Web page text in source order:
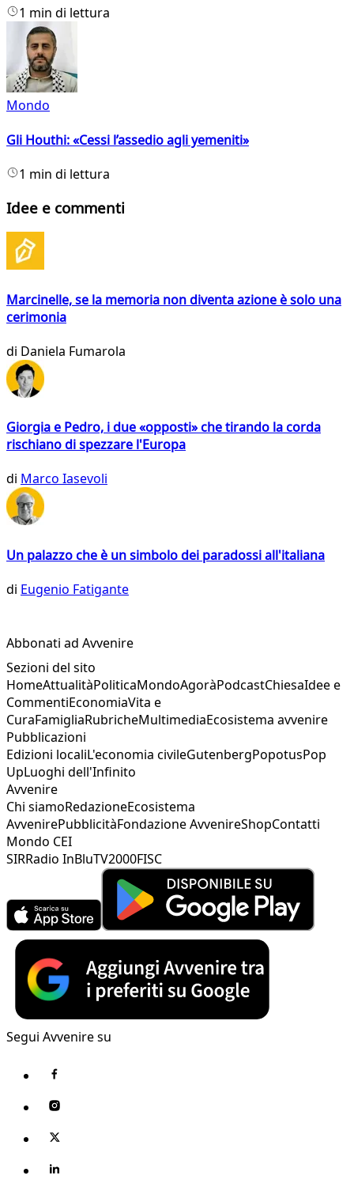
1 min di lettura
Mondo
Gli Houthi: «Cessi l’assedio agli yemeniti»
1 min di lettura
Idee e commenti
Marcinelle, se la memoria non diventa azione è solo una
cerimonia
di Daniela Fumarola
Giorgia e Pedro, i due «opposti» che tirando la corda
rischiano di spezzare l'Europa
di Marco Iasevoli
Un palazzo che è un simbolo dei paradossi all'italiana
di Eugenio Fatigante
Abbonati ad Avvenire
Sezioni del sito
HomeAttualitàPoliticaMondoAgoràPodcastChiesaIdee e
CommentiEconomiaVita e
CuraFamigliaRubricheMultimediaEcosistema avvenire
Pubblicazioni
Edizioni localiL'economia civileGutenbergPopotusPop
UpLuoghi dell'Infinito
Avvenire
Chi siamoRedazioneEcosistema
AvvenirePubblicitàFondazione AvvenireShopContatti
Mondo CEI
SIRRadio InBluTV2000FISC
Segui Avvenire su